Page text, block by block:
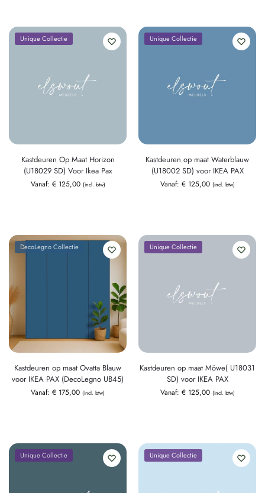
Unique Collectie
Kastdeuren Op Maat Horizon
(U18029 SD) Voor Ikea Pax
Vanaf: €125,00 (incl. btw)
Unique Collectie
Kastdeuren op maat Waterblauw
(U18002 SD) voor IKEA PAX
Vanaf: €125,00 (incl. btw)
DecoLegno Collectie
Kastdeuren op maat Ovatta Blauw
voor IKEA PAX (DecoLegno UB45)
Vanaf: € 175,00 (incl. btw)
Unique Collectie
Kastdeuren op maat Möwe( U18031
SD) voor IKEA PAX
Vanaf: €125,00 (incl. btw)
Unique Collectie Unique Collectie